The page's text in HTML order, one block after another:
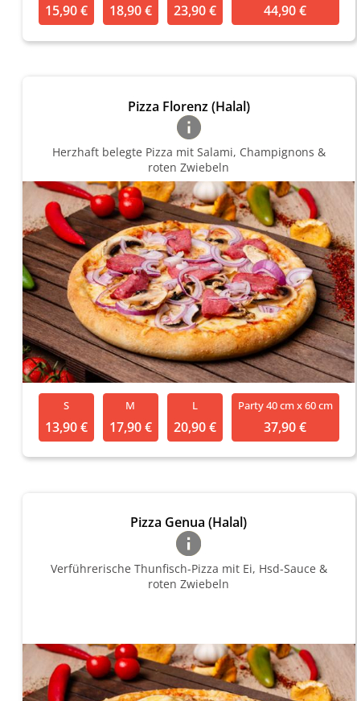
15,90 € 18,90 € 23,90 € 44,90 €
Pizza Florenz (Halal)
Herzhaft belegte Pizza mit Salami, Champignons &
roten Zwiebeln
S
13,90 €
M
17,90 €
L
20,90 €
Party 40 cm x 60 cm
37,90 €
Pizza Genua (Halal)
Verführerische Thunfisch-Pizza mit Ei, Hsd-Sauce &
roten Zwiebeln